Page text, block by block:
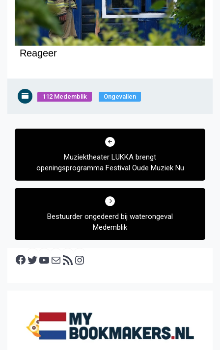
Reageer
112 Medemblik Ongevallen
Bericht
Muziektheater LUKKA brengt
openingsprogramma Festival Oude Muziek Nu
Bestuurder ongedeerd bij waterongeval
Medemblik
Facebook Twitter YouTube E-mail RSS feed